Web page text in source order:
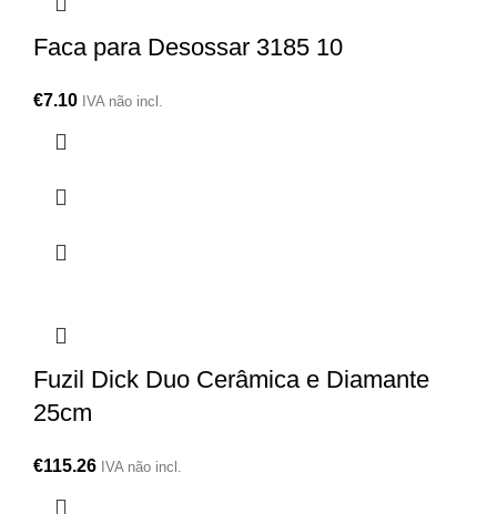
Faca para Desossar 3185 10
€7.10 IVA não incl.
Fuzil Dick Duo Cerâmica e Diamante
25cm
€115.26 IVA não incl.